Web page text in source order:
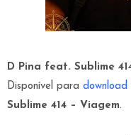
D Pina feat. Sublime
Disponível para download
Sublime 414 – Viagem.